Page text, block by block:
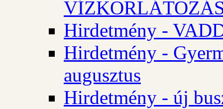
Hirdetmény -
Hirdetmény -
augusztus
Hirdetmény - új